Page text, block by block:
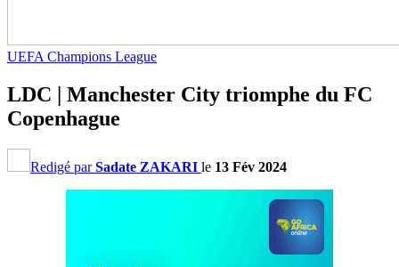
UEFA Champions League
LDC | Manchester City triomphe du FC
Copenhague
Redigé parSadate ZAKARI le 13 Fév 2024